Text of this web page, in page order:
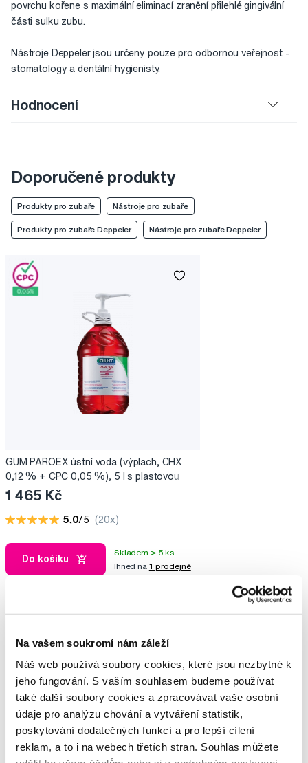
Na vašem soukromí nám záleží
Náš web používá soubory cookies, které jsou nezbytné k
jeho fungování. S vaším souhlasem budeme používat
také další soubory cookies a zpracovávat vaše osobní
údaje pro analýzu chování a vytváření statistik,
poskytování dodatečných funkcí a pro lepší cílení
reklam, a to i na webech třetích stran. Souhlas můžete
povrchu kořene s maximální eliminací zranění přilehlé gingivální
části sulku zubu.
Nástroje Deppeler jsou určeny pouze pro odbornou veřejnost -
stomatology a dentální hygienisty.
Hodnocení
Doporučené produkty
Produkty pro zubaře Nástroje pro zubaře
Produkty pro zubaře Deppeler Nástroje pro zubaře Deppeler
GUM PAROEX ústní voda (výplach, CHX
0,12 % + CPC 0,05 %), 5 l s plastovou
pumpou
1 465 Kč
5,0/5 (20x)
Do košíku
Skladem > 5 ks
Ihned na 1 prodejně
Napište našim odborníkům